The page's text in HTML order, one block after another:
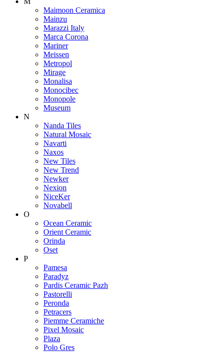
Maimoon Ceramica
Mainzu
Marazzi Italy
Marca Corona
Mariner
Meissen
Metropol
Mirage
Monalisa
Monocibec
Monopole
Museum
N
Nanda Tiles
Natural Mosaic
Navarti
Naxos
New Tiles
New Trend
Newker
Nexion
NiceKer
Novabell
O
Ocean Ceramic
Orient Ceramic
Orinda
Oset
P
Pamesa
Paradyz
Pardis Ceramic Pazh
Pastorelli
Peronda
Petracers
Piemme Ceramiche
Pixel Mosaic
Plaza
Polo Gres